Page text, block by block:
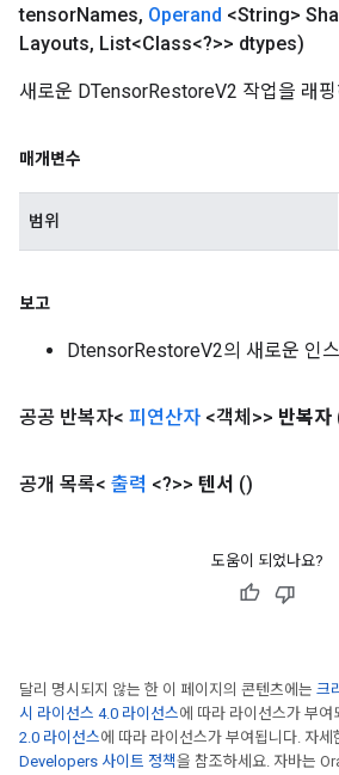
tensorNames, Operand <String>
Layouts, List<Class<?>> dtypes)
새로운 DTensorRestoreV2 작업을 래
매개변수
범위
보고
DtensorRestoreV2의 새로운 인
공공 반복자< 피연산자 <객체>> 반복자
공개 목록< 출력 <?>> 텐서 ()
도움이 되었나요?
달리 명시되지 않는 한 이 페이지의 콘텐츠에는 크
시 라이선스 4.0 라이선스에 따라 라이선스가 부여
2.0 라이선스에 따라 라이선스가 부여됩니다. 자세
Developers 사이트 정책을 참조하세요. 자바는